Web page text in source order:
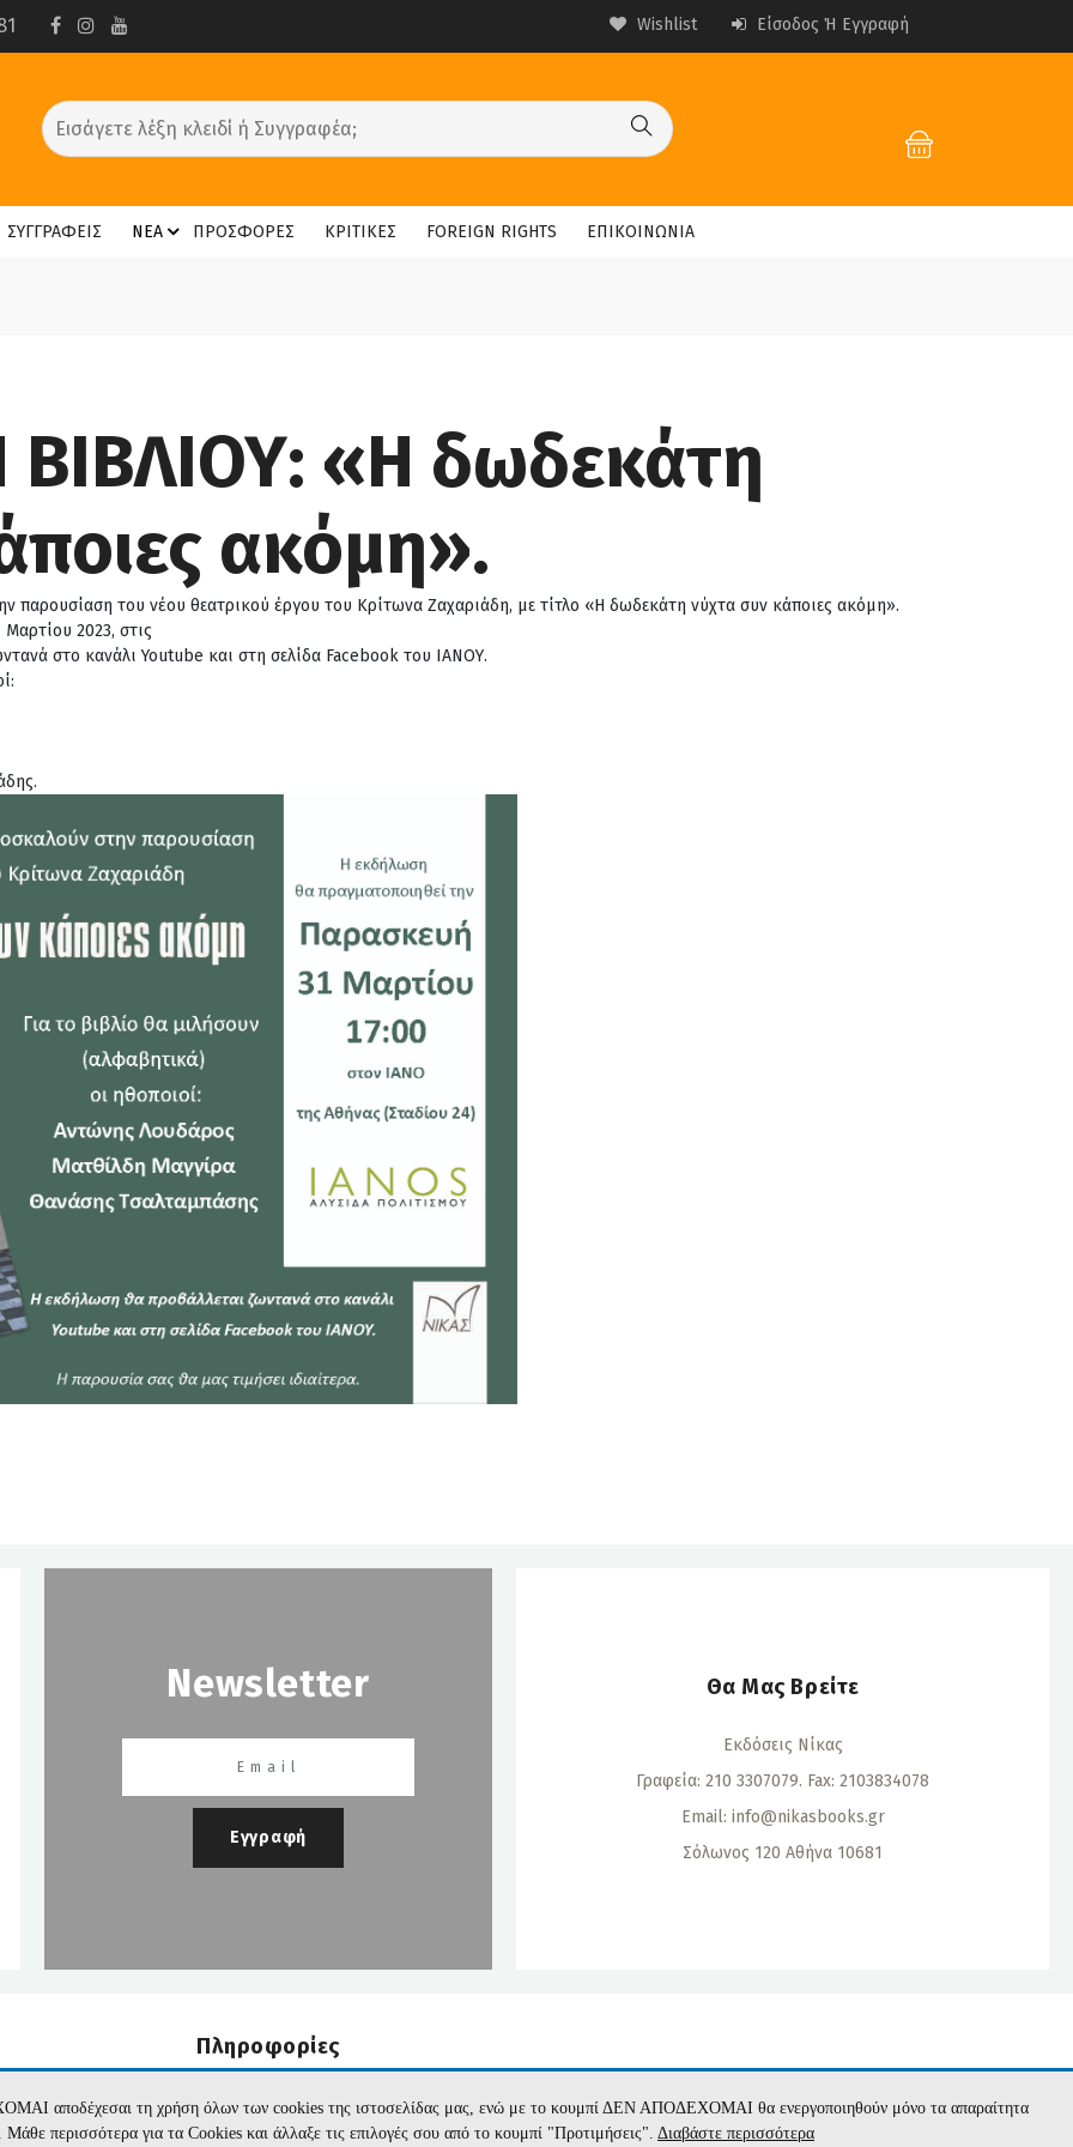
Wishlist Είσοδος Ή Εγγραφή
ΣΥΓΓΡΑΦΕΙΣ ΝΕΑ ΠΡΟΣΦΟΡΕΣ ΚΡΙΤΙΚΕΣ FOREIGN RIGHTS ΕΠΙΚΟΙΝΩΝΙΑ
«Η δωδεκάτη
ακόμη».
παρουσίαση του νέου θεατρικού έργου του Κρίτωνα Ζαχαριάδη, με τίτλο «Η δωδεκάτη νύχτα συν κάποιες ακόμη».
2023, στις
στο κανάλι Youtube και στη σελίδα Facebook του ΙΑΝΟΥ.
Newsletter
Εγγραφή
Θα Μας Βρείτε
Εκδόσεις Νίκας
Γραφεία: 210 3307079. Fax: 2103834078
Email: info@nikasbooks.gr
Σόλωνος 120 Αθήνα 10681
Πληροφορίες
αποδέχεσαι τη χρήση όλων των cookies της ιστοσελίδας μας, ενώ με το κουμπί ΔΕΝ ΑΠΟΔΕΧΟΜΑΙ θα ενεργοποιηθούν μόνο τα απαραίτητα
Μάθε περισσότερα για τα Cookies και άλλαξε τις επιλογές σου από το κουμπί "Προτιμήσεις". Διαβάστε περισσότερα